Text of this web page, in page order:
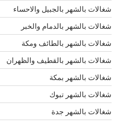
شغالات بالشهر بالجبيل والاحساء
شغالات بالشهر بالدمام والخبر
شغالات بالشهر بالطائف ومكة
شغالات بالشهر بالقطيف والظهران
شغالات بالشهر بمكة
شغالات بالشهر تبوك
شغالات بالشهر جدة